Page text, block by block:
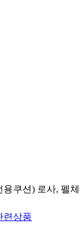
용쿠션) 로사, 펠체
련상품